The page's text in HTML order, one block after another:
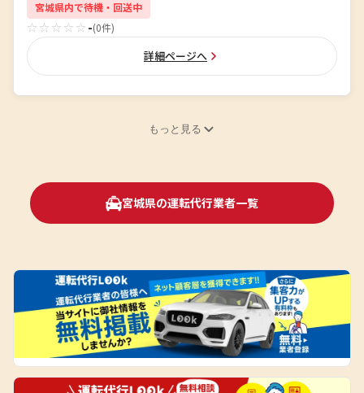
宮城県内で待機・回送中
☆☆☆☆☆ -(0件)
詳細ページへ
もっと見る
宮城県の運転代行業者一覧